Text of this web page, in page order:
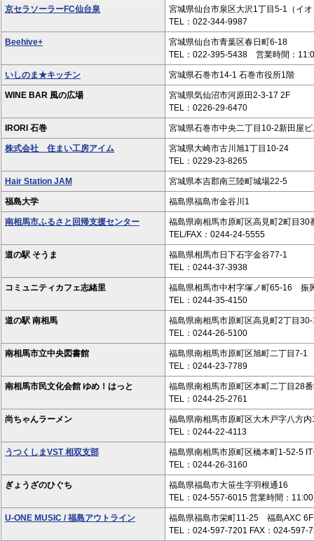
京セラソーラーFC仙台泉
宮城県仙台市泉区大沢1丁目5-1（イ
TEL：022-344-9987
Beehive+
宮城県仙台市青葉区春日町6-18
TEL：022-395-5438 営業時間：
いしのま★キッチン 宮城県石巻市14-1 石巻市役所1階
WINE BAR 風の広場
宮城県気仙沼市河原田2-3-17 2F
TEL：0226-29-6470
IRORI 石巻 宮城県石巻市中央二丁目10-2新田屋
株式会社 住まい工房アイム
宮城県大崎市古川旭1丁目10-24
TEL：0229-23-8265
Hair Station JAM 宮城県本吉郡南三陸町城場22-5
福島大学 福島県福島市金谷川1
南相馬市ふるさと回帰支援センター
福島県南相馬市原町区高見町2町目30
TEL/FAX：0244-24-5555
道の駅 そうま
福島県相馬市日下石字金谷77-1
TEL：0244-37-3938
コミュニティカフェ志緒里
福島県相馬市中村字塚ノ町65-16 振
TEL：0244-35-4150
道の駅 南相馬
福島県南相馬市原町区高見町2丁目
TEL：0244-26-5100
南相馬市立中央図書館
福島県南相馬市原町区旭町二丁目7-1
TEL：0244-23-7789
南相馬市民文化会館 ゆめ！はっと
福島県南相馬市原町区本町二丁目28
TEL：0244-25-2761
尚ちゃんラーメン
福島県南相馬市原町区大木戸字八方
TEL：0244-22-4113
うつくしまVST 相双支部
福島県南相馬市原町区橋本町1-52-5
TEL：0244-26-3160
ぎょうざのひぐち
福島県福島市大笹生字羽根通16
TEL：024-557-6015 営業時間：
U-ONE MUSIC / 福島アウトライン
福島県福島市栄町11-25 福島AXC 6F
TEL：024-597-7201 FAX：024-597-